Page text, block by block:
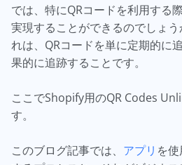
では、特にQRコードを利用する
実現することができるのでしょ
れは、QRコードを単に定期的に
果的に追跡することです。
ここでShopify用のQR Codes
す。
このブログ記事では、 アプリ を